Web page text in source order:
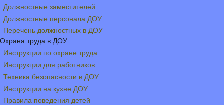
Должностные заместителей
Должностные персонала ДОУ
Перечень должностных в ДОУ
Охрана труда в ДОУ
Инструкции по охране труда
Инструкции для работников
Техника безопасности в ДОУ
Инструкции на кухне ДОУ
Правила поведения детей